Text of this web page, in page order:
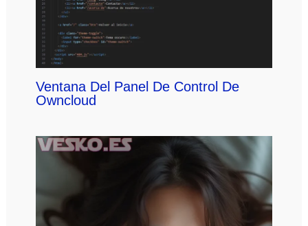
Ventana Del Panel De Control De
Owncloud